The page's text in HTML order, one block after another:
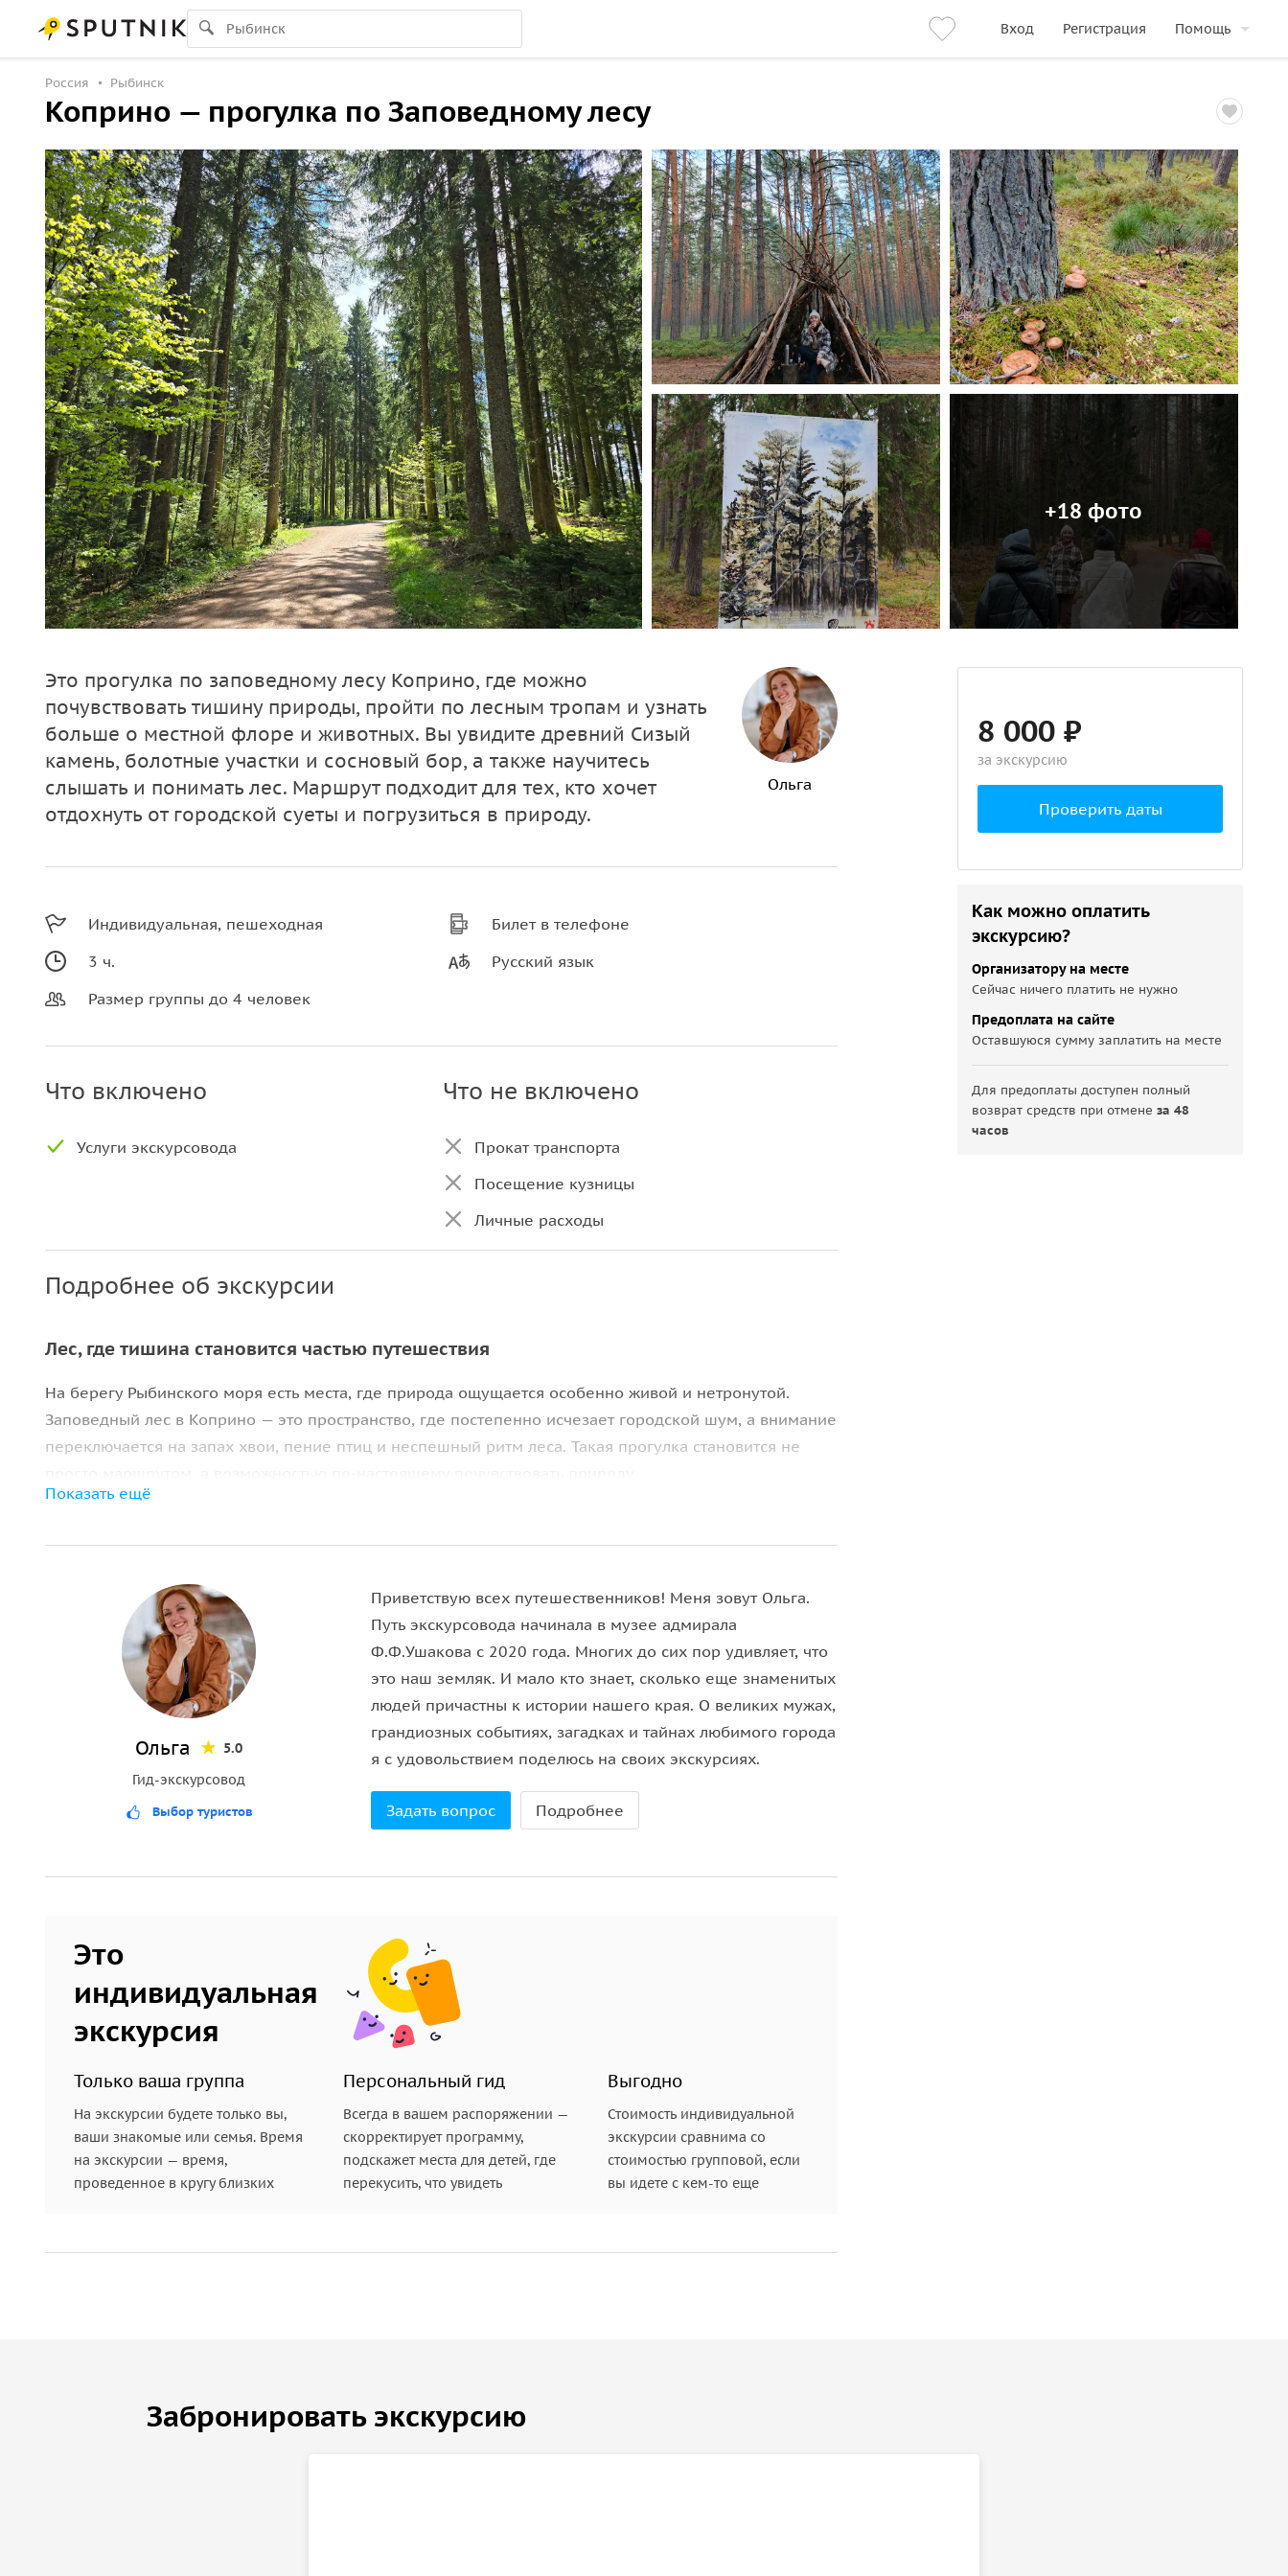
Вход Регистрация Помощь
Россия Рыбинск
Коприно — прогулка по Заповедному лесу
+18 фото
Это прогулка по заповедному лесу Коприно, где можно
почувствовать тишину природы, пройти по лесным тропам и узнать
больше о местной флоре и животных. Вы увидите древний Сизый
камень, болотные участки и сосновый бор, а также научитесь
слышать и понимать лес. Маршрут подходит для тех, кто хочет
отдохнуть от городской суеты и погрузиться в природу.
Ольга
Индивидуальная, пешеходная
3 ч.
Размер группы до 4 человек
Билет в телефоне
Русский язык
Что включено
Услуги экскурсовода
Что не включено
Прокат транспорта
Посещение кузницы
Личные расходы
Подробнее об экскурсии
Лес, где тишина становится частью путешествия
На берегу Рыбинского моря есть места, где природа ощущается особенно живой и нетронутой.
Заповедный лес в Коприно — это пространство, где постепенно исчезает городской шум, а внимание
переключается на запах хвои, пение птиц и неспешный ритм леса. Такая прогулка становится не
участки с разным природным характером. Особое место занимаетСизый камень— древний гость из
далёкого прошлого, с которым связано множество местных историй. По пути раскрывается
многовековая история этих мест и их природные особенности.
Голоса леса и его обитатели
Маршрут помогает научиться замечать то, что обычно ускользает в обычной прогулке. Вы узнаете о
лесных животных, научитесь различать следы зверей и голоса птиц. Если повезёт, встретятся
сезонные ягоды и грибы, а в финале появитсяХранитель леса— символическое место,
завершающее путешествие по заповедному миру Коприно.
Показать ещё
Ольга
5.0
Гид-экскурсовод
Выбор туристов
Приветствую всех путешественников! Меня зовут Ольга.
Путь экскурсовода начинала в музее адмирала
Ф.Ф.Ушакова с 2020 года. Многих до сих пор удивляет, что
это наш земляк. И мало кто знает, сколько еще знаменитых
людей причастны к истории нашего края. О великих мужах,
грандиозных событиях, загадках и тайнах любимого города
я с удовольствием поделюсь на своих экскурсиях.
Задать вопрос Подробнее
Это
индивидуальная
экскурсия
Только ваша группа
На экскурсии будете только вы,
ваши знакомые или семья. Время
на экскурсии — время,
проведенное в кругу близких
Персональный гид
Всегда в вашем распоряжении —
скорректирует программу,
подскажет места для детей, где
перекусить, что увидеть
Выгодно
Стоимость индивидуальной
экскурсии сравнима со
стоимостью групповой, если
вы идете с кем-то еще
8 000 ₽
за экскурсию
Проверить даты
Как можно оплатить
экскурсию?
Организатору на месте
Сейчас ничего платить не нужно
Предоплата на сайте
Оставшуюся сумму заплатить на месте
Для предоплаты доступен полный
возврат средств при отменеза 48
часов
Забронировать экскурсию